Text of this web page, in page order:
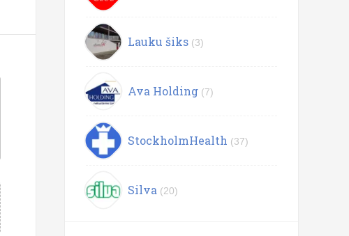
Lauku šiks (3)
Ava Holding (7)
StockholmHealth (37)
Silva (20)